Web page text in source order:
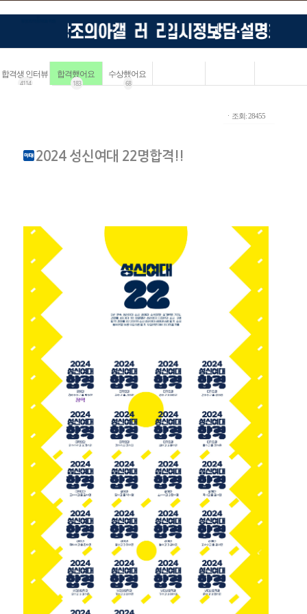
합격생 인터뷰
4114
합격했어요
183
수상했어요
68
ㆍ조회: 28455
2024 성신여대 22명합격!!